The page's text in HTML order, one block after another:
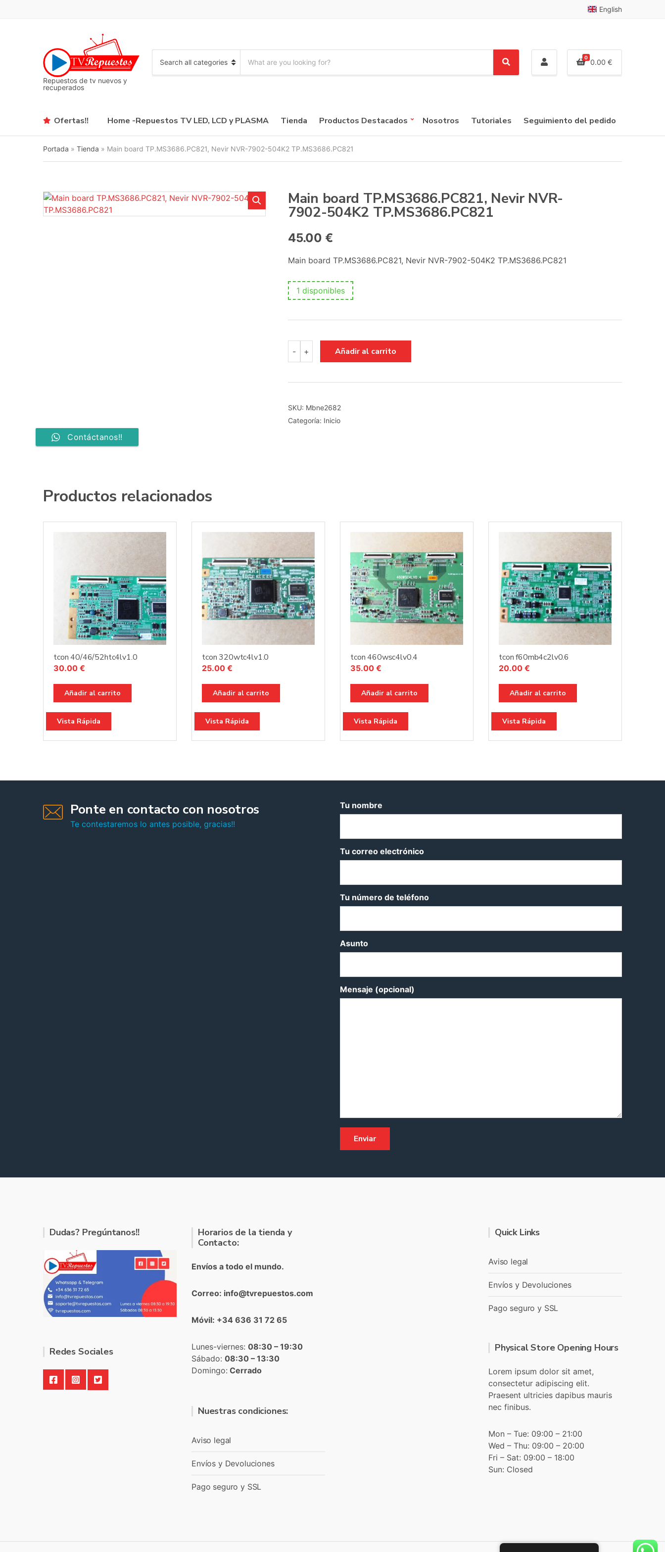
English
Repuestos de tv nuevos y
recuperados
a
r
y
n
a
r
u
c
:
S
e
h
0
0.00 €
Ofertas!! Home -Repuestos TV LED, LCD y PLASMA Tienda Productos Destacados Nosotros Tutoriales Seguimiento del pedido
Portada » Tienda » Main board TP.MS3686.PC821, Nevir NVR-7902-504K2 TP.MS3686.PC821
Main board TP.MS3686.PC821, Nevir NVR-
7902-504K2 TP.MS3686.PC821
45.00 €
Main board TP.MS3686.PC821, Nevir NVR-7902-504K2 TP.MS3686.PC821
1 disponibles
-
board
TP.MS3686.PC821,
NVR-
504K2
TP.MS3686.PC821
cantidad
+ Añadir al carrito
SKU: Mbne2682
Categoría: Inicio
Contáctanos!!
Productos relacionados
tcon 40/46/52htc4lv1.0
30.00 €
Añadir al carrito
Vista Rápida
tcon 320wtc4lv1.0
25.00 €
Añadir al carrito
Vista Rápida
tcon 460wsc4lv0.4
35.00 €
Añadir al carrito
Vista Rápida
tcon f60mb4c2lv0.6
20.00 €
Añadir al carrito
Vista Rápida
Ponte en contacto con nosotros
Te contestaremos lo antes posible, gracias!!
Tu nombre
Tu correo electrónico
Tu número de teléfono
Asunto
Mensaje (opcional)
Dudas? Pregúntanos!!
Redes Sociales
Horarios de la tienda y
Contacto:
Envíos a todo el mundo.
Correo: info@tvrepuestos.com
Móvil: +34 636 31 72 65
Lunes-viernes: 08:30 – 19:30
Sábado: 08:30 – 13:30
Domingo: Cerrado
Nuestras condiciones:
Aviso legal
Envíos y Devoluciones
Pago seguro y SSL
Quick Links
Aviso legal
Envíos y Devoluciones
Pago seguro y SSL
Physical Store Opening Hours
Lorem ipsum dolor sit amet,
consectetur adipiscing elit.
Praesent ultricies dapibus mauris
nec finibus.
Mon – Tue: 09:00 – 21:00
Wed – Thu: 09:00 – 20:00
Fri – Sat: 09:00 – 18:00
Sun: Closed